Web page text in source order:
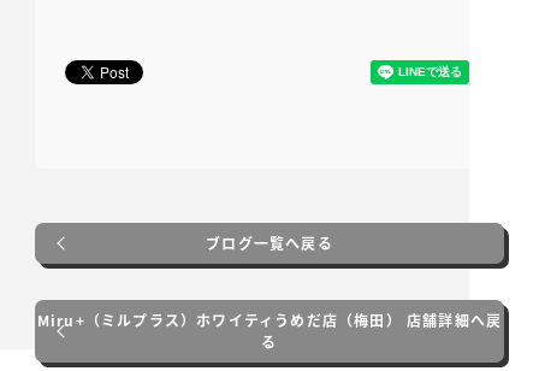
ブログ一覧へ戻る
Miru+（ミルプラス）ホワイティうめだ店（梅田） 店舗詳細へ戻
る